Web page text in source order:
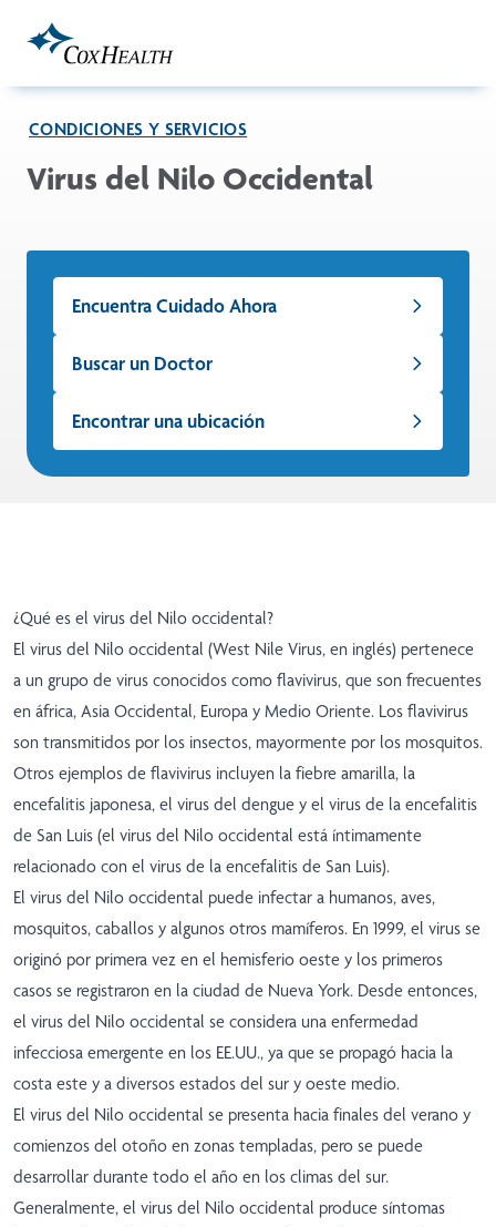
CONDICIONES Y SERVICIOS
Virus del Nilo Occidental
Encuentra Cuidado Ahora
Buscar un Doctor
Encontrar una ubicación
¿Qué es el virus del Nilo occidental?
El virus del Nilo occidental (West Nile Virus, en inglés) pertenece
a un grupo de virus conocidos como flavivirus, que son frecuentes
en áfrica, Asia Occidental, Europa y Medio Oriente. Los flavivirus
son transmitidos por los insectos, mayormente por los mosquitos.
Otros ejemplos de flavivirus incluyen la fiebre amarilla, la
encefalitis japonesa, el virus del dengue y el virus de la encefalitis
de San Luis (el virus del Nilo occidental está íntimamente
relacionado con el virus de la encefalitis de San Luis).
El virus del Nilo occidental puede infectar a humanos, aves,
mosquitos, caballos y algunos otros mamíferos. En 1999, el virus se
originó por primera vez en el hemisferio oeste y los primeros
casos se registraron en la ciudad de Nueva York. Desde entonces,
el virus del Nilo occidental se considera una enfermedad
infecciosa emergente en los EE.UU., ya que se propagó hacia la
costa este y a diversos estados del sur y oeste medio.
El virus del Nilo occidental se presenta hacia finales del verano y
comienzos del otoño en zonas templadas, pero se puede
desarrollar durante todo el año en los climas del sur.
Generalmente, el virus del Nilo occidental produce síntomas